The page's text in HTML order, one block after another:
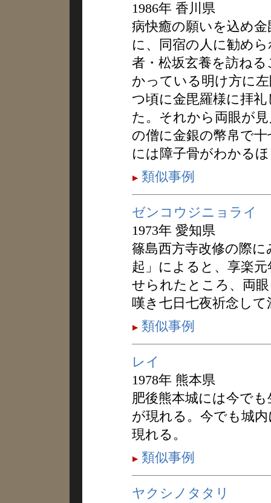
1986年 香川県
病快癒の願いを込め
に、同宿の人に勧め
者・松坂玄養を訪ね
かっている明け方に
つ頃に金毘羅様に拝
た。それから両眼が
の僧に金銀の幣帛で
には障子骨がわかる
類似事例
ゼンコウジニョライ
1973年 愛知県
篠島西方寺改修の際
起」によると、享楽
せられたところ、両
嘆き七日七夜祈念し
類似事例
レイ
1978年 熊本県
肥後熊本城には今で
が現れる。今でも城
現れる。
類似事例
ヤクシノタタリ